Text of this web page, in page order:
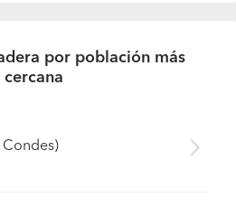
por población más
cercana
Condes)